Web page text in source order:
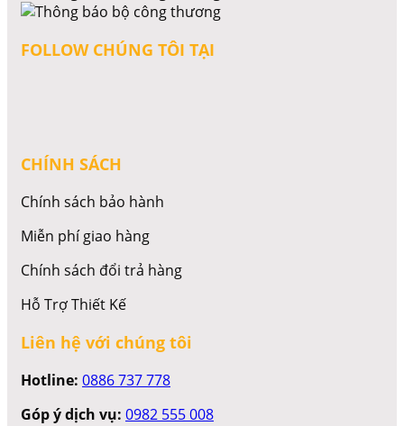
FOLLOW CHÚNG TÔI TẠI
CHÍNH SÁCH
Chính sách bảo hành
Miễn phí giao hàng
Chính sách đổi trả hàng
Hỗ Trợ Thiết Kế
Liên hệ với chúng tôi
Hotline: 0886 737 778
Góp ý dịch vụ: 0982 555 008